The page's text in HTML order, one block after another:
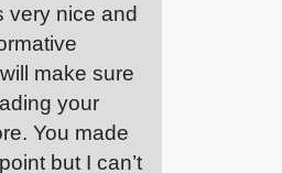
very nice and
make sure
your
You made
but I can’t